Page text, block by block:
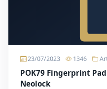
23/07/2023 1346
POK79 Fingerprint
Neolock